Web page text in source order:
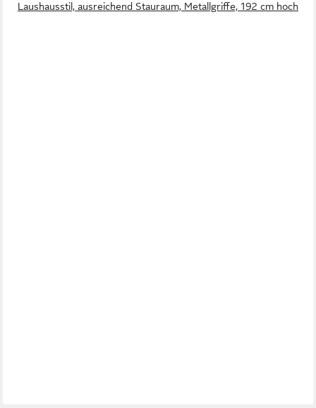
Laushausstil, ausreichend Stauraum, Metallgriffe, 192 cm hoch